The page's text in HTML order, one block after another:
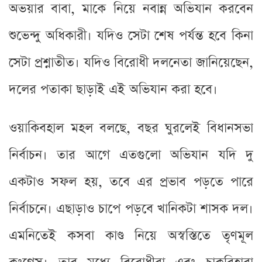
অভয়ার বাবা, মাকে নিয়ে নবান্ন অভিযান করবেন
শুভেন্দু অধিকারী। যদিও সেটা শেষ পর্যন্ত হবে কিনা
সেটা প্রশ্নাতীত। যদিও বিরোধী দলনেতা জানিয়েছেন,
দলের পতাকা ছাড়াই এই অভিযান করা হবে।
ওয়াকিবহাল মহল বলছে, বছর ঘুরলেই বিধানসভা
নির্বাচন। তার আগে এতগুলো অভিযান যদি দু
একটাও সফল হয়, তবে এর প্রভাব পড়তে পারে
নির্বাচনে। এছাড়াও চাপে পড়বে খানিকটা শাসক দল।
এমনিতেই কসবা কাণ্ড নিয়ে অস্বস্তিতে তৃণমূল